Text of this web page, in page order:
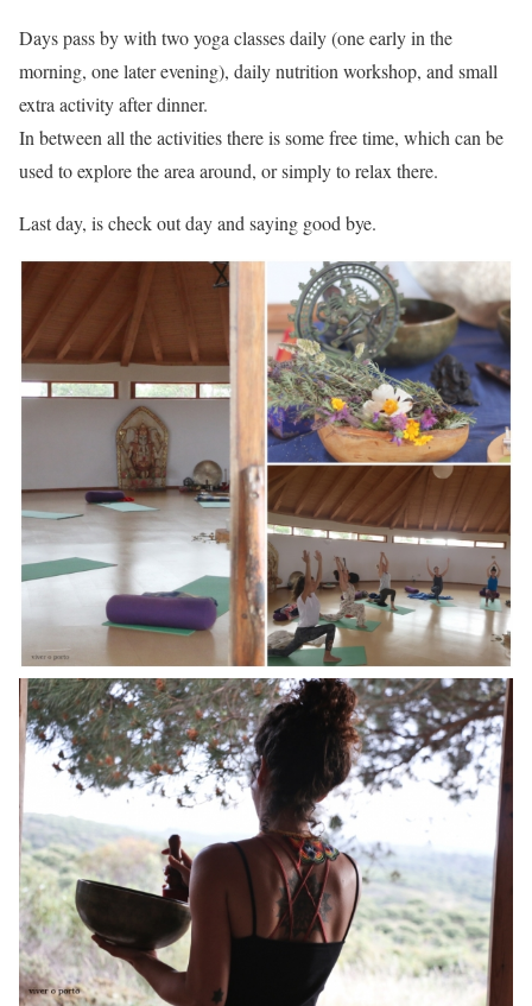
Days pass by with two yoga classes daily (one early in the
morning, one later evening), daily nutrition workshop, and small
extra activity after dinner.
In between all the activities there is some free time, which can be
used to explore the area around, or simply to relax there.
Last day, is check out day and saying good bye.